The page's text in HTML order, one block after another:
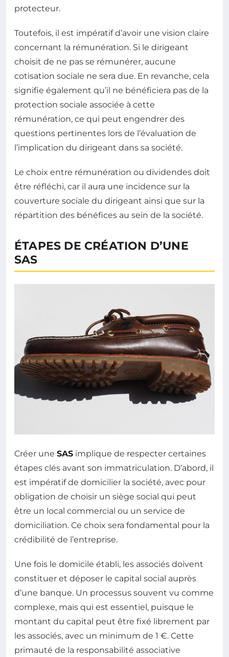
protecteur.
Toutefois, il est impératif d’avoir une vision claire
concernant la rémunération. Si le dirigeant
choisit de ne pas se rémunérer, aucune
cotisation sociale ne sera due. En revanche, cela
signifie également qu’il ne bénéficiera pas de la
protection sociale associée à cette
rémunération, ce qui peut engendrer des
questions pertinentes lors de l’évaluation de
l’implication du dirigeant dans sa société.
Le choix entre rémunération ou dividendes doit
être réfléchi, car il aura une incidence sur la
couverture sociale du dirigeant ainsi que sur la
répartition des bénéfices au sein de la société.
ÉTAPES DE CRÉATION D’UNE
SAS
Créer une SAS implique de respecter certaines
étapes clés avant son immatriculation. D’abord, il
est impératif de domicilier la société, avec pour
obligation de choisir un siège social qui peut
être un local commercial ou un service de
domiciliation. Ce choix sera fondamental pour la
crédibilité de l’entreprise.
Une fois le domicile établi, les associés doivent
constituer et déposer le capital social auprès
d’une banque. Un processus souvent vu comme
complexe, mais qui est essentiel, puisque le
montant du capital peut être fixé librement par
les associés, avec un minimum de 1 €. Cette
primauté de la responsabilité associative